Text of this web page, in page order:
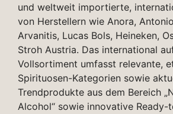
und weltweit importierte,
von Herstellern wie Anora,
Arvanitis, Lucas Bols, Heineken,
Stroh Austria. Das international
Vollsortiment umfasst relevante,
Spirituosen-Kategorien sowie
Trendprodukte aus dem Bereich
Alcohol“ sowie innovative Ready-